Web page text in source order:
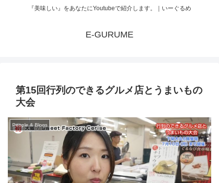
『美味しい』をあなたにYoutubeで紹介します。｜いーぐるめ
E-GURUME
第15回行列のできるグルメ店とうまいもの
大会
People & Blogs